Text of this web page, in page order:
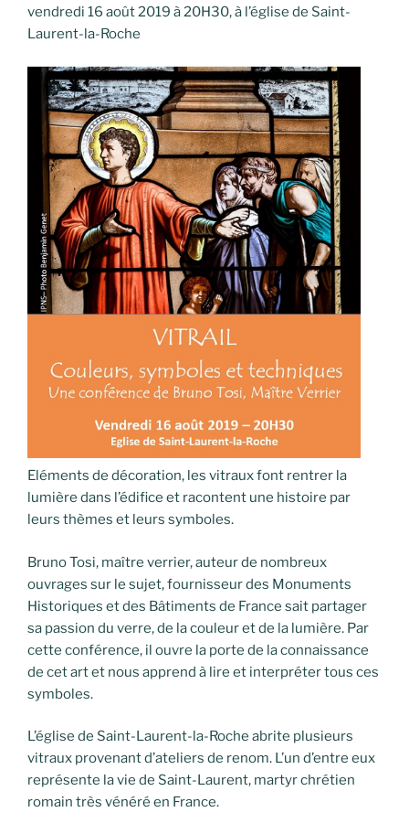
vendredi 16 août 2019 à 20H30, à l’église de Saint-
Laurent-la-Roche
Eléments de décoration, les vitraux font rentrer la
lumière dans l’édifice et racontent une histoire par
leurs thèmes et leurs symboles.
Bruno Tosi, maître verrier, auteur de nombreux
ouvrages sur le sujet, fournisseur des Monuments
Historiques et des Bâtiments de France sait partager
sa passion du verre, de la couleur et de la lumière. Par
cette conférence, il ouvre la porte de la connaissance
de cet art et nous apprend à lire et interpréter tous ces
symboles.
L’église de Saint-Laurent-la-Roche abrite plusieurs
vitraux provenant d’ateliers de renom. L’un d’entre eux
représente la vie de Saint-Laurent, martyr chrétien
romain très vénéré en France.